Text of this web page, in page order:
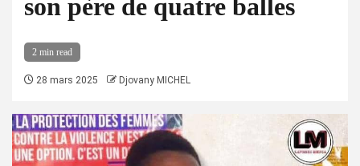
son père de quatre balles
2 min read
28 mars 2025 Djovany MICHEL